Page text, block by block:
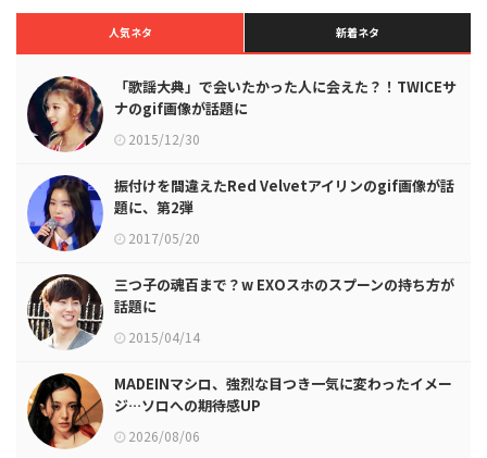
人気ネタ 新着ネタ
「歌謡大典」で会いたかった人に会えた？！TWICEサ
ナのgif画像が話題に
2015/12/30
振付けを間違えたRed Velvetアイリンのgif画像が話
題に、第2弾
2017/05/20
三つ子の魂百まで？w EXOスホのスプーンの持ち方が
話題に
2015/04/14
MADEINマシロ、強烈な目つき一気に変わったイメー
ジ…ソロへの期待感UP
2026/08/06